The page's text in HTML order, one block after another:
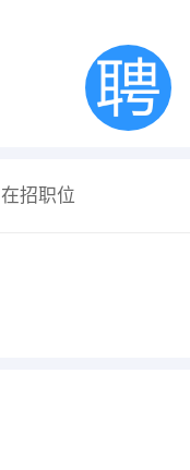
在招职位